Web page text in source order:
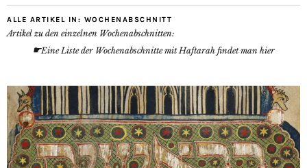
ALLE ARTIKEL IN: WOCHENABSCHNITT
Artikel zu den einzelnen Wochenabschnitten:
☛Eine Liste der Wochenabschnitte mit Haftarah findet man hier